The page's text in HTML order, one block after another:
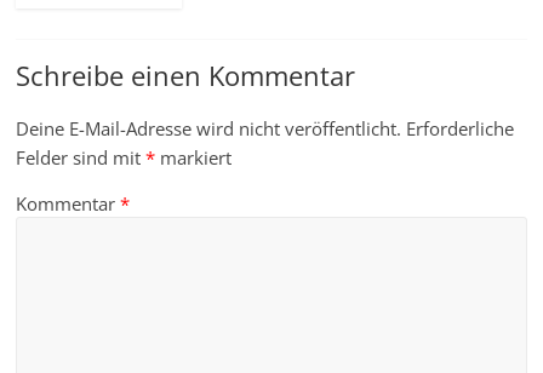
Schreibe einen Kommentar
Deine E-Mail-Adresse wird nicht veröffentlicht. Erforderliche
Felder sind mit* markiert
Kommentar*